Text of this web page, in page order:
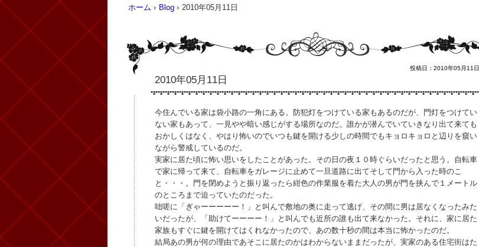
ホーム › Blog › 2010年05月11日
投稿日：2010年05月11日
2010年05月11日
今住んでいる家は袋小路の一角にある。防犯灯をつけている家もあるのだが、門灯をつけてい
ない家もあって、一見やや暗い感じがする場所なのだ。誰かが潜んでいていきなり出て来ても
おかしくはなく、やはり怖いのでいつも鍵を開ける少しの時間でもキョロキョロと辺りを窺い
ながら警戒しているのだ。
実家に居た頃に怖い思いをしたことがあった。その日の夜１０時ぐらいだったと思う。自転車
で家に帰って来て、自転車をガレージに止めて一旦道路に出てそして門から入った時のこ
と・・・。門を閉めようと振り返ったら紺色の作業服を着た大人の男が門を挟んで１メートル
のところまで迫っていたのだった。
咄嗟に「ぎゃーーーーー！」と叫んで敷地の奥に走って逃げ、その間に男は居なくなったみた
いだったが、「助けてーーーー！」と叫んでも近所の誰も出て来なかった。それに、家に居た
家族もすぐに鍵を開けてはくれなかったので、あの数十秒の間は本当に怖かったのだ。
結局あの男が何の理由であそこに居たのかはわからないままだったが、実家のある住宅街はた